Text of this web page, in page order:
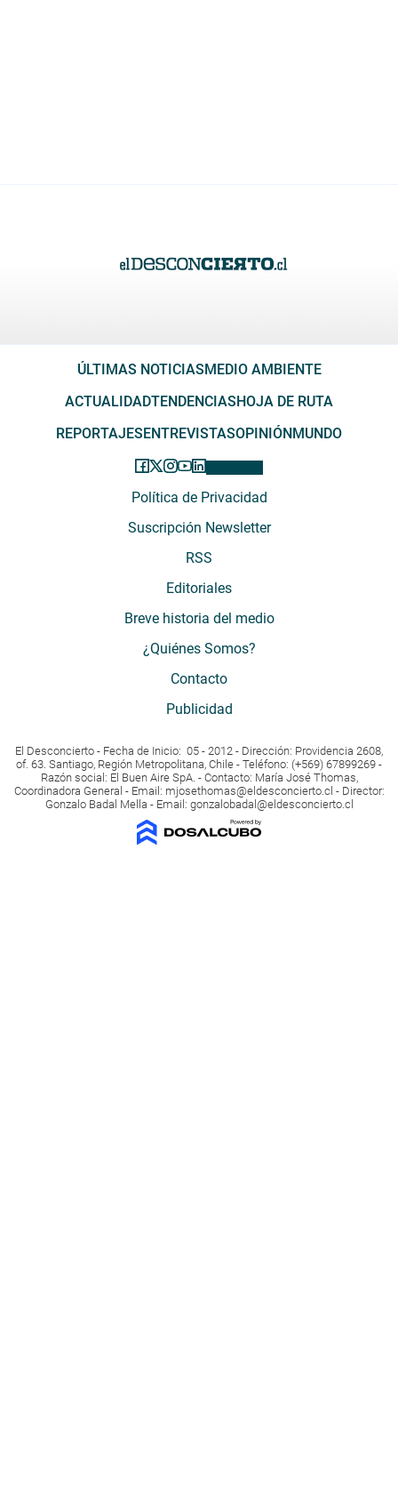
ÚLTIMAS NOTICIASMEDIO AMBIENTE
ACTUALIDADTENDENCIASHOJA DE RUTA
REPORTAJESENTREVISTASOPINIÓNMUNDO
Política de Privacidad
Suscripción Newsletter
RSS
Editoriales
Breve historia del medio
¿Quiénes Somos?
Contacto
Publicidad
El Desconcierto - Fecha de Inicio: 05 - 2012 - Dirección: Providencia 2608,
of. 63. Santiago, Región Metropolitana, Chile - Teléfono: (+569) 67899269 -
Razón social: El Buen Aire SpA. - Contacto: María José Thomas,
Coordinadora General - Email: mjosethomas@eldesconcierto.cl - Director:
Gonzalo Badal Mella - Email: gonzalobadal@eldesconcierto.cl